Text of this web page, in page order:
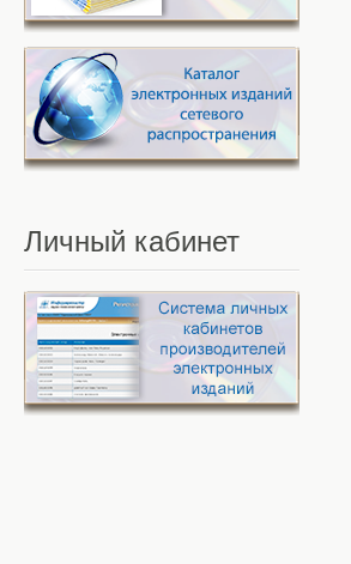
Личный кабинет